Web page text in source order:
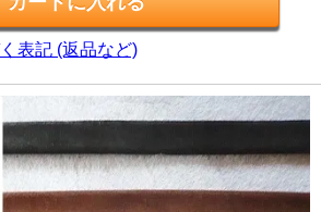
表記 (返品など)